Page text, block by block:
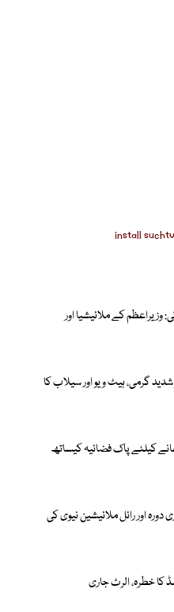
کے ملائیشیا اور
گرمی، ہیٹ ویو اور سیلاب کا
کیلئے پاک فضائیہ کیساتھ
دورہ اور رائل ملائیشین نیوی کی
کا خطرہ، الرٹ جاری